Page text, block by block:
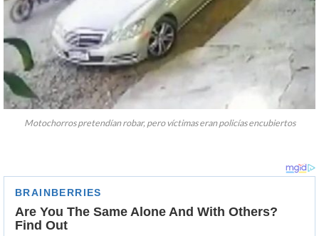
Motochorros pretendían robar, pero víctimas eran policías encubiertos